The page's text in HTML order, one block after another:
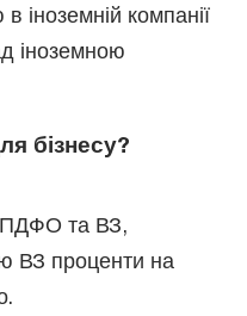
іноземній компанії
іноземною
бізнесу?
ПДФО та ВЗ,
ВЗ проценти на